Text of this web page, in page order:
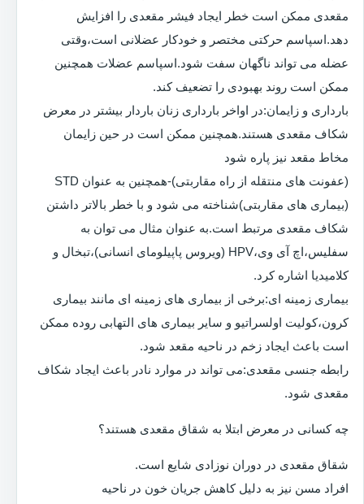
مقعدی ممکن است خطر ایجاد فیشر مقعدی را افزایش
دهد.اسپاسم حرکتی مختصر و خودکار عضلانی است،وقتی
عضله می تواند ناگهان سفت شود.اسپاسم عضلات همچنین
ممکن است روند بهبودی را تضعیف کند.
بارداری و زایمان:در اواخر بارداری زنان باردار بیشتر در معرض
شکاف مقعدی هستند.همچنین ممکن است در حین زایمان
مخاط مقعد نیز پاره شود
(عفونت های منتقله از راه مقاربتی)-همچنین به عنوان STD
(بیماری های مقاربتی)شناخته می شود و با خطر بالاتر داشتن
شکاف مقعدی مرتبط است.به عنوان مثال می توان به
سفلیس،اچ آی وی،HPV (ویروس پاپیلومای انسانی)،تبخال و
کلامیدیا اشاره کرد.
بیماری زمینه ای:برخی از بیماری های زمینه ای مانند بیماری
کرون،کولیت اولسراتیو و سایر بیماری های التهابی روده ممکن
است باعث ایجاد زخم در ناحیه مقعد شود.
رابطه جنسی مقعدی:می تواند در موارد نادر باعث ایجاد شکاف
مقعدی شود.
چه کسانی در معرض ابتلا به شقاق مقعدی هستند؟
شقاق مقعدی در دوران نوزادی شایع است.
افراد مسن نیز به دلیل کاهش جریان خون در ناحیه